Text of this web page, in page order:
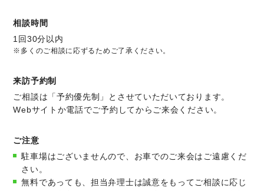
相談時間
1回30分以内
※多くのご相談に応ずるためご了承ください。
来訪予約制
ご相談は「予約優先制」とさせていただいております。
Webサイトか電話でご予約してからご来会ください。
ご注意
駐車場はございませんので、お車でのご来会はご遠慮くだ
さい。
無料であっても、担当弁理士は誠意をもってご相談に応じ